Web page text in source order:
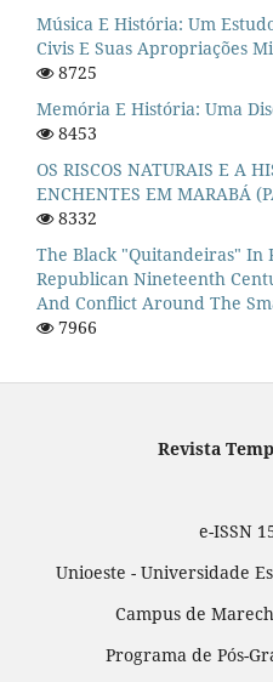
Música E História: Um
Civis E Suas Apropriações
8725
Memória E História: Uma
8453
OS RISCOS NATURAIS E A
ENCHENTES EM MARABÁ
8332
The Black "quitandeiras" In
Republican Nineteenth
And Conflict Around The
7966
Revista
e-ISSN
Unioeste - Universidade
Campus de
Programa de Pós-